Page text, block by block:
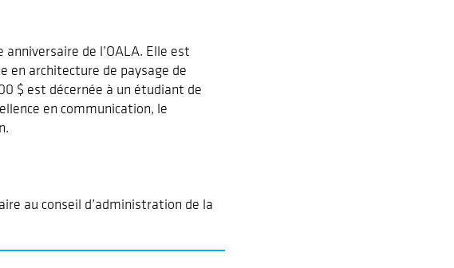
de l’OALA. Elle est
en architecture de paysage de
$ est décernée à un étudiant de
en communication, le
au conseil d’administration de la